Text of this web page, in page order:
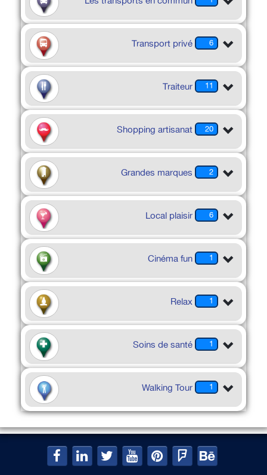
6
Transport privé
11
Traiteur
20
Shopping artisanat
2
Grandes marques
6
Local plaisir
1
Cinéma fun
1
Relax
1
Soins de santé
1
Walking Tour